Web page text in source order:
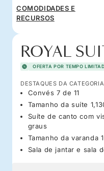
COMODIDADES E
RECURSOS
ROYAL
OFERTA POR TEMPO
DESTAQUES DA CATEGORIA
Convés 7 de 11
Tamanho da suíte
Suíte de canto com
graus
Tamanho da varanda
Sala de jantar e sala